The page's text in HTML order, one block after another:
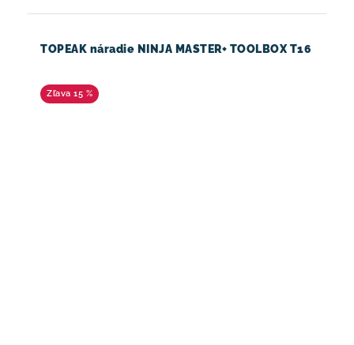
TOPEAK náradie NINJA MASTER+ TOOLBOX T16
15 %